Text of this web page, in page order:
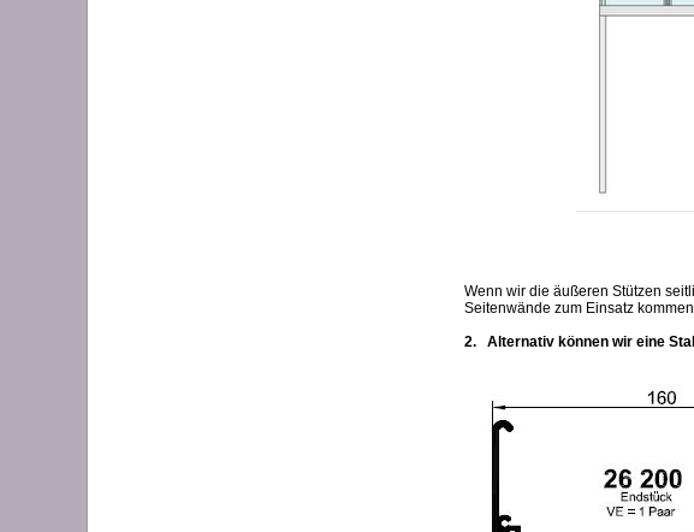
Wenn wir die äußeren Stützen
Seitenwände zum Einsatz kommen
2. Alternativ können wir eine